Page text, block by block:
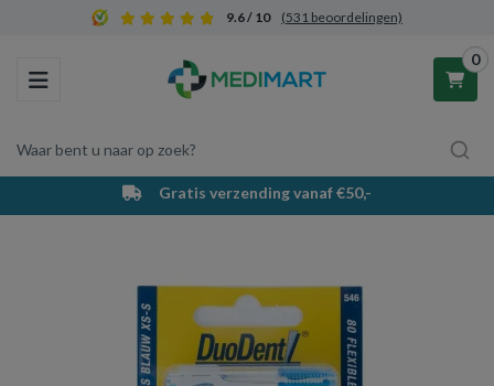
9.6 / 10 (531 beoordelingen)
Toggle navigation
Waar bent u naar op zoek?
0
Winkelwagen
Uw winkelwagen is leeg.
Vul hem met producten.
Gratis verzending vanaf €50,-